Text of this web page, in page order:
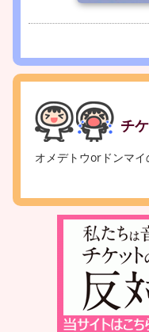
チ
オメデトウorドンマ